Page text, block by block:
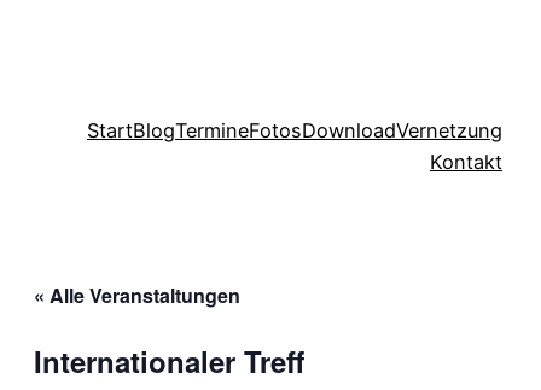
StartBlogTermineFotosDownloadVernetzung
Kontakt
« Alle Veranstaltungen
Internationaler Treff